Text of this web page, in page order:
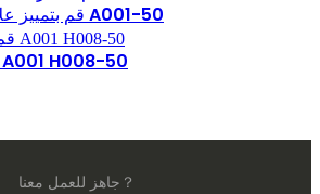
قم بتمييز علامة أمان البيع بالتجزئة A001-50
قم بتمييز علامة التردد A001 H008-50
جاهز للعمل معنا？